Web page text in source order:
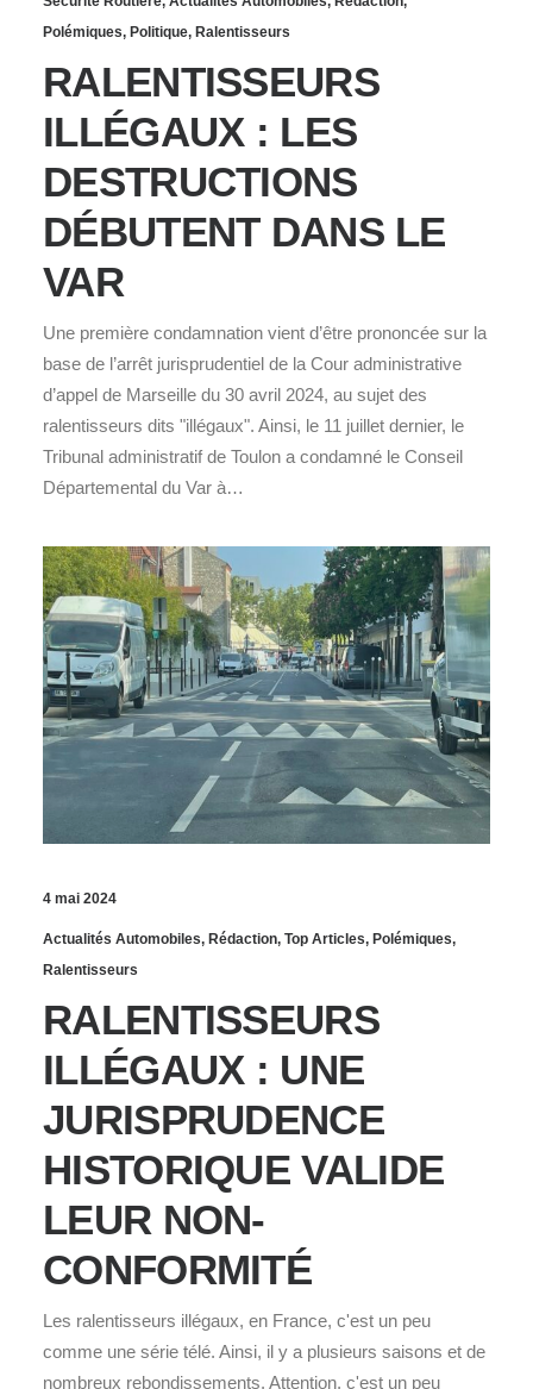
Polémiques, Politique, Ralentisseurs
RALENTISSEURS
ILLÉGAUX : LES
DESTRUCTIONS
DÉBUTENT DANS LE
VAR
Une première condamnation vient d’être prononcée sur la
base de l’arrêt jurisprudentiel de la Cour administrative
d’appel de Marseille du 30 avril 2024, au sujet des
ralentisseurs dits "illégaux". Ainsi, le 11 juillet dernier, le
Tribunal administratif de Toulon a condamné le Conseil
Départemental du Var à…
4 mai 2024
Actualités Automobiles, Rédaction, Top Articles, Polémiques,
Ralentisseurs
RALENTISSEURS
ILLÉGAUX : UNE
JURISPRUDENCE
HISTORIQUE VALIDE
LEUR NON-
CONFORMITÉ
Les ralentisseurs illégaux, en France, c'est un peu
comme une série télé. Ainsi, il y a plusieurs saisons et de
nombreux rebondissements. Attention, c'est un peu